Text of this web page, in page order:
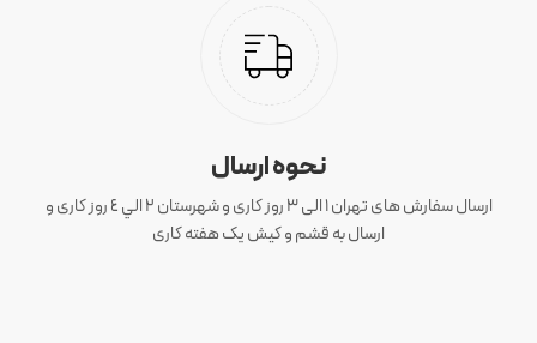
نحوه ارسال
ارسال سفارش های تهران 1 الی 3 روز کاری و شهرستان ٢ الي ٤ روز کاری و
ارسال به قشم و کیش یک هفته کاری